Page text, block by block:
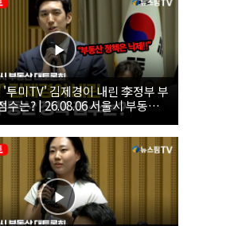
미TV' 김제경이 내린 李정부 부
수는? | 26.08.06 서울시 부동산